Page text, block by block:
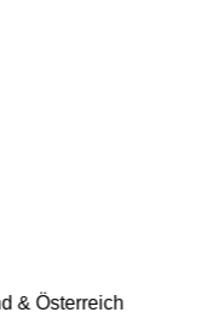
& Österreich